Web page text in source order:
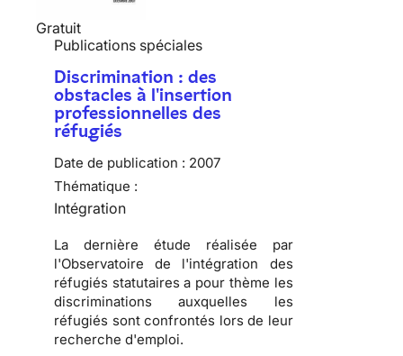
Gratuit
Publications spéciales
Discrimination : des
obstacles à l'insertion
professionnelles des
réfugiés
Date de publication : 2007
Thématique :
Intégration
La dernière étude réalisée par
l'Observatoire de l'intégration des
réfugiés statutaires a pour thème les
discriminations auxquelles les
réfugiés sont confrontés lors de leur
recherche d'emploi.